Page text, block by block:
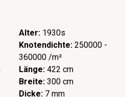
Alter: 1930s
Knotendichte: 250000 -
360000 /m²
Länge: 422 cm
Breite: 300 cm
Dicke: 7 mm